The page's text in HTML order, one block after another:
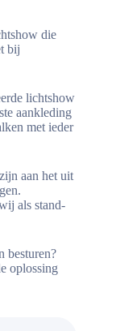
die
bij
lichtshow
aankleding
met ieder
aan het uit
als stand-
besturen?
oplossing